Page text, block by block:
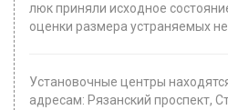
люк приняли исходное
оценки размера устраняемых
Установочные центры
адресам: Рязанский проспект,